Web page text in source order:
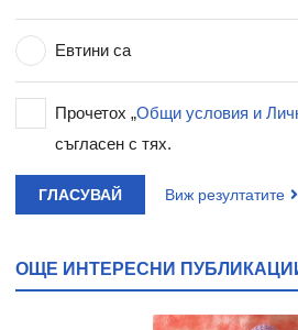
Евтини са
Прочетох „Общи условия и
съгласен с тях.
ГЛАСУВАЙ Виж резултатите
ОЩЕ ИНТЕРЕСНИ